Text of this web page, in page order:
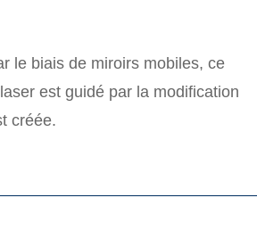
le biais de miroirs mobiles, ce
est guidé par la modification
créée.